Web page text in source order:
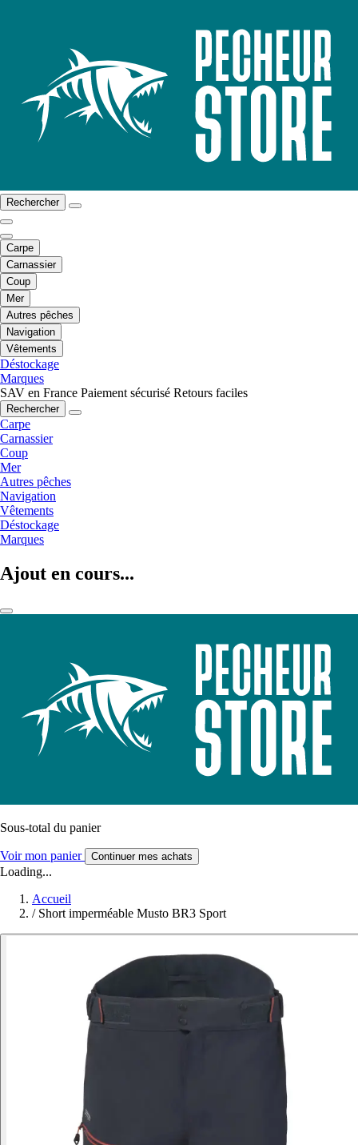
Rechercher
Carpe
Carnassier
Coup
Mer
Autres pêches
Navigation
Vêtements
Déstockage
Marques
SAV en France Paiement sécurisé Retours faciles
Rechercher
Carpe
Carnassier
Coup
Mer
Autres pêches
Navigation
Vêtements
Déstockage
Marques
Ajout en cours...
Sous-total du panier
Voir mon panier Continuer mes achats
Loading...
Accueil
/ Short imperméable Musto BR3 Sport